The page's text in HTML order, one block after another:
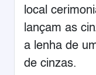
local
lançam as
a lenha de
de cinzas.